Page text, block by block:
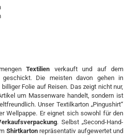
Textilien verkauft und auf dem
geschickt. Die meisten davon gehen in
billiger Folie auf Reisen. Das zeigt nicht nur,
um Massenware handelt, sondern ist
Unser Textilkarton „Pingushirt“
Wellpappe. Er eignet sich sowohl für den
. Selbst „Second-Hand-
Shirtkartonrepräsentativ aufgewertet und